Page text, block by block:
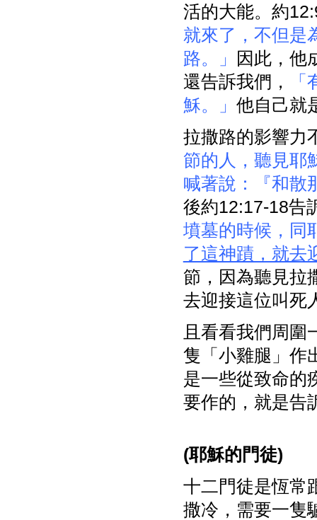
活的大能。約
就來了，不但是
路。」
因此，他
還告訴我們，
穌。」 他自己就
拉撒路的影響力
節的人，聽見耶
喊著說：『和散
後約12:17-18告
墳墓的時候，同
了這神蹟，就去
節，因為聽見拉
去迎接這位叫死
且看看我們周
隻「小雞腿」作
是一些從致命的
要作的，就是告
(耶穌的門徒)
十二門徒是恆常
撒冷，需要一隻